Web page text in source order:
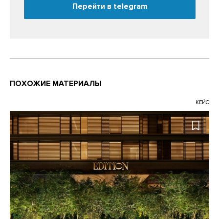
Перейти в telegram
ПОХОЖИЕ МАТЕРИАЛЫ
КЕЙС